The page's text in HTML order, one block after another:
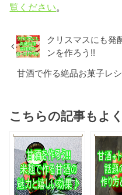
覧ください。
クリスマスにも発
ンを作ろう!!
甘酒で作る絶品お菓子レ
こちらの記事もよ